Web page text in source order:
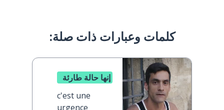
كلمات وعبارات ذات صلة:
إنها حالة طارئة
c'est une
urgence